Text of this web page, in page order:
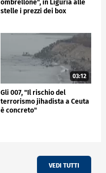
ombrellone", in Liguria alle
stelle i prezzi dei box
03:12
Gli 007, "Il rischio del
terrorismo jihadista a Ceuta
è concreto"
VEDI TUTTI